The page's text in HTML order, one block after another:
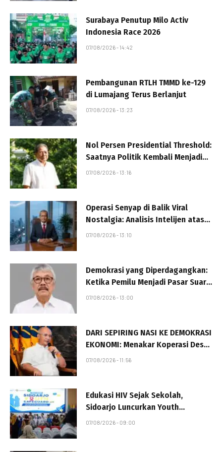
Surabaya Penutup Milo Activ
Indonesia Race 2026
07/08/2026 - 14:42
Pembangunan RTLH TMMD ke-129
di Lumajang Terus Berlanjut
07/08/2026 - 13:23
Nol Persen Presidential Threshold:
Saatnya Politik Kembali Menjadi
Milik Rakyat
07/08/2026 - 13:16
Operasi Senyap di Balik Viral
Nostalgia: Analisis Intelijen atas
Kebangkitan Konten Demo
07/08/2026 - 13:10
Demokrasi yang Diperdagangkan:
Ketika Pemilu Menjadi Pasar Suara
Lima Tahunan
07/08/2026 - 13:00
DARI SEPIRING NASI KE DEMOKRASI
EKONOMI: Menakar Koperasi Desa
Merah Putih dan Makan Bergizi
07/08/2026 - 11:56
Edukasi HIV Sejak Sekolah,
Sidoarjo Luncurkan Youth
Safeguard 2026
07/08/2026 - 09:00